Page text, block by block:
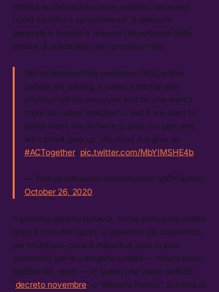
attività economiche aperte saranno necessari
nuovi sacrifici e compromessi. Il direttore
generale è tornato a rilevare l’importanza delle
misure di solidarietà per i prossimi mesi.
We understand the pandemic fatigue that
people are feeling. It takes a mental and
physical toll on everyone and no one wants
more so-called lockdowns. But if we want to
avoid them, we all have to play our part and
we cannot give up. We must not give up.
#ACTogether! pic.twitter.com/MbYIMSHE4b
— Tedros Adhanom Ghebreyesus (@DrTedros)
October 26, 2020
Il governo italiano tuttavia, come anticipato subito
dopo il varo del Dpcm, si starebbe già muovendo
per mobilitare circa 5 miliardi di euro in aiuti
economici per le categorie colpite — ristorazione,
spettacolo, sport — in quello che viene definito
“decreto novembre” o “decreto ristoro.” Si tratta di